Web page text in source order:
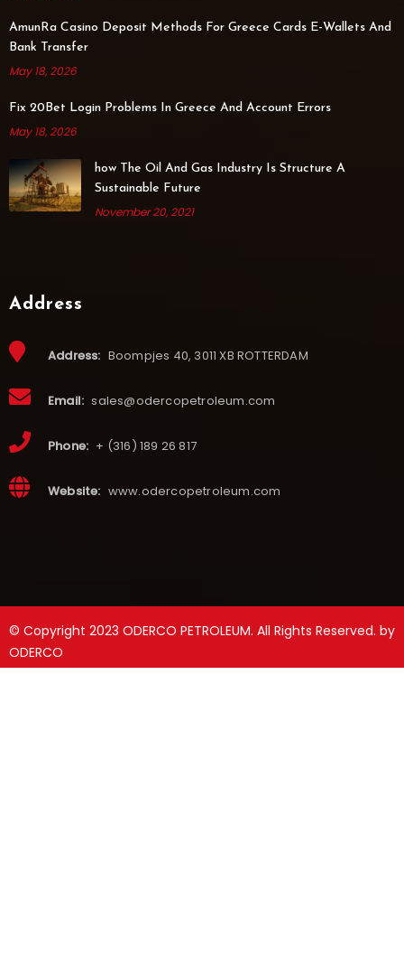
AmunRa Casino Deposit Methods For Greece Cards E-Wallets And
Bank Transfer
May 18, 2026
Fix 20Bet Login Problems In Greece And Account Errors
May 18, 2026
how The Oil And Gas Industry Is Structure A
Sustainable Future
November 20, 2021
Address
Address: Boompjes 40, 3011 XB ROTTERDAM
Email: sales@odercopetroleum.com
Phone: + (316) 189 26 817
Website: www.odercopetroleum.com
© Copyright 2023 ODERCO PETROLEUM. All Rights Reserved. by
ODERCO